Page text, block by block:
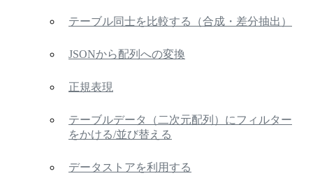
テーブル同士を比較する（合成・差分抽出）
JSONから配列への変換
正規表現
テーブルデータ（二次元配列）にフィルター
をかける/並び替える
データストアを利用する